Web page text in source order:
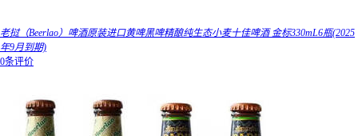
老挝（Beerlao）啤酒原装进口黄啤黑啤精酿纯生态小麦十佳啤酒 金标330mL6瓶(2025
年9月到期)
0条评价